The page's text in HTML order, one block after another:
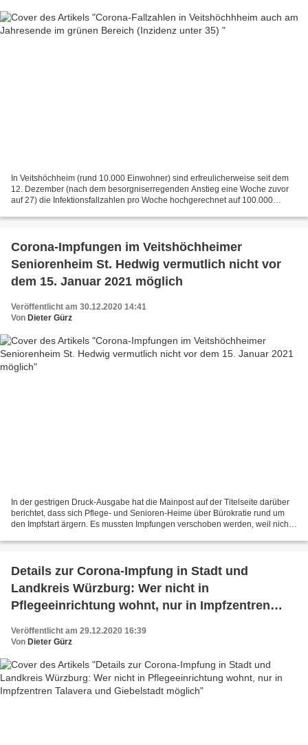
In Veitshöchheim (rund 10.000 Einwohner) sind erfreulicherweise seit dem
12. Dezember (nach dem besorgniserregenden Anstieg eine Woche zuvor
auf 27) die Infektionsfallzahlen pro Woche hochgerechnet auf 100.000
Corona-Impfungen im Veitshöchheimer
Seniorenheim St. Hedwig vermutlich nicht vor
dem 15. Januar 2021 möglich
Veröffentlicht am 30.12.2020 14:41
Von Dieter Gürz
In der gestrigen Druck-Ausgabe hat die Mainpost auf der Titelseite darüber
berichtet, dass sich Pflege- und Senioren-Heime über Bürokratie rund um
den Impfstart ärgern. Es mussten Impfungen verschoben werden, weil nicht
Details zur Corona-Impfung in Stadt und
Landkreis Würzburg: Wer nicht in
Pflegeeinrichtung wohnt, nur in Impfzentren
Veröffentlicht am 29.12.2020 16:39
Von Dieter Gürz